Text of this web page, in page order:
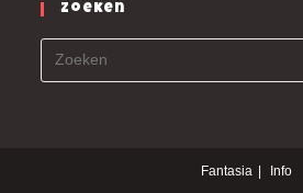
Zoeken
Fantasia Info